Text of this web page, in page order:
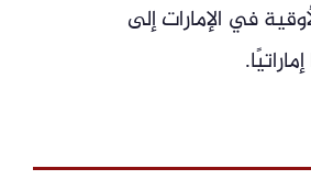
في الإمارات إلى